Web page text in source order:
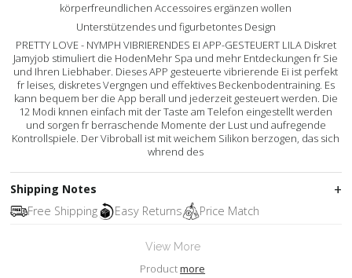
körperfreundlichen Accessoires ergänzen wollen
Unterstützendes und figurbetontes Design
PRETTY LOVE - NYMPH VIBRIERENDES EI APP-GESTEUERT LILA Diskret
Jamyjob stimuliert die HodenMehr Spa und mehr Entdeckungen fr Sie
und Ihren Liebhaber. Dieses APP gesteuerte vibrierende Ei ist perfekt
fr leises, diskretes Vergngen und effektives Beckenbodentraining. Es
kann bequem ber die App berall und jederzeit gesteuert werden. Die
12 Modi knnen einfach mit der Taste am Telefon eingestellt werden
und sorgen fr berraschende Momente der Lust und aufregende
Kontrollspiele. Der Vibroball ist mit weichem Silikon berzogen, das sich
whrend des
Shipping Notes
Free Shipping
Easy Returns Price Match
View More
Productmore